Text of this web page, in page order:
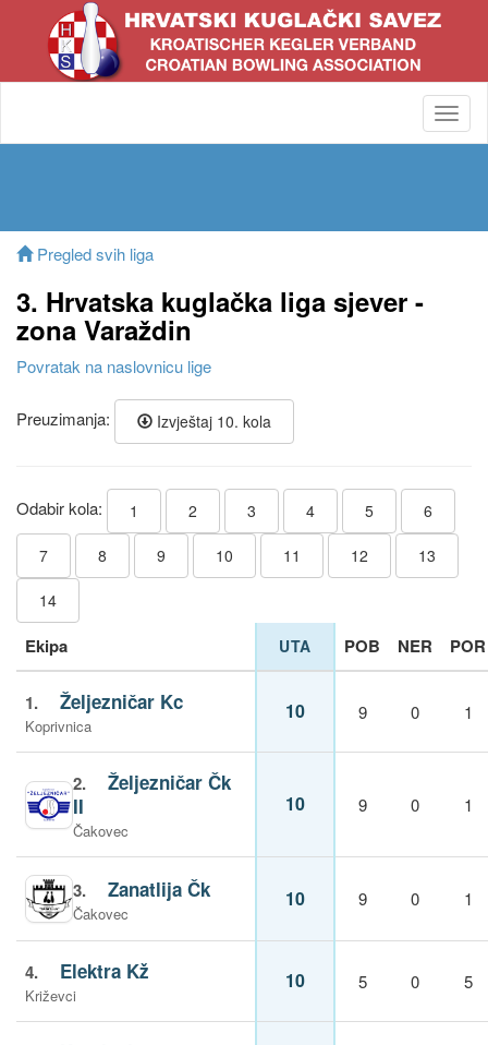
Pregled svih liga
3. Hrvatska kuglačka liga sjever -
zona Varaždin
Povratak na naslovnicu lige
Preuzimanja: Izvještaj 10. kola
Odabir kola: 1 2 3 4 5 6
7 8 9 10 11 12 13
14
Ekipa UTA POB NER POR
1. Željezničar Kc
Koprivnica
10 9 0 1
2.
Željezničar Čk
II
Čakovec
10 9 0 1
3. Zanatlija Čk
Čakovec
10 9 0 1
4. Elektra Kž
Križevci
10 5 0 5